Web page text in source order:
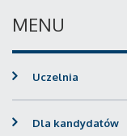
MENU
Uczelnia
Dla kandydatów